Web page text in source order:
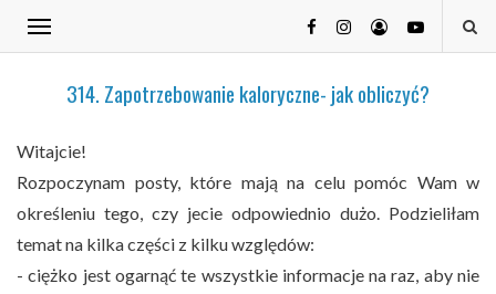
314. Zapotrzebowanie kaloryczne- jak obliczyć?
Witajcie!
Rozpoczynam posty, które mają na celu pomóc Wam w
określeniu tego, czy jecie odpowiednio dużo. Podzieliłam
temat na kilka części z kilku względów:
- ciężko jest ogarnąć te wszystkie informacje na raz, aby nie